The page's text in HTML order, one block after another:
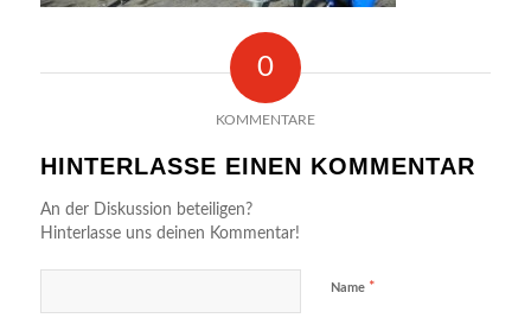
0
KOMMENTARE
HINTERLASSE EINEN KOMMENTAR
An der Diskussion beteiligen?
Hinterlasse uns deinen Kommentar!
Name *